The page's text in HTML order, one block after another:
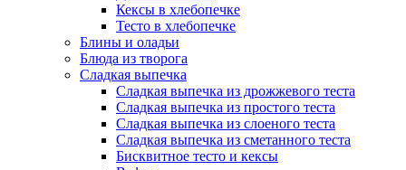
Кексы в хлебопечке
Тесто в хлебопечке
Блины и оладьи
Блюда из творога
Сладкая выпечка
Сладкая выпечка из дрожжевого теста
Сладкая выпечка из простого теста
Сладкая выпечка из слоеного теста
Сладкая выпечка из сметанного теста
Бисквитное тесто и кексы